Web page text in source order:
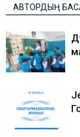
АВТОРДЫҢ